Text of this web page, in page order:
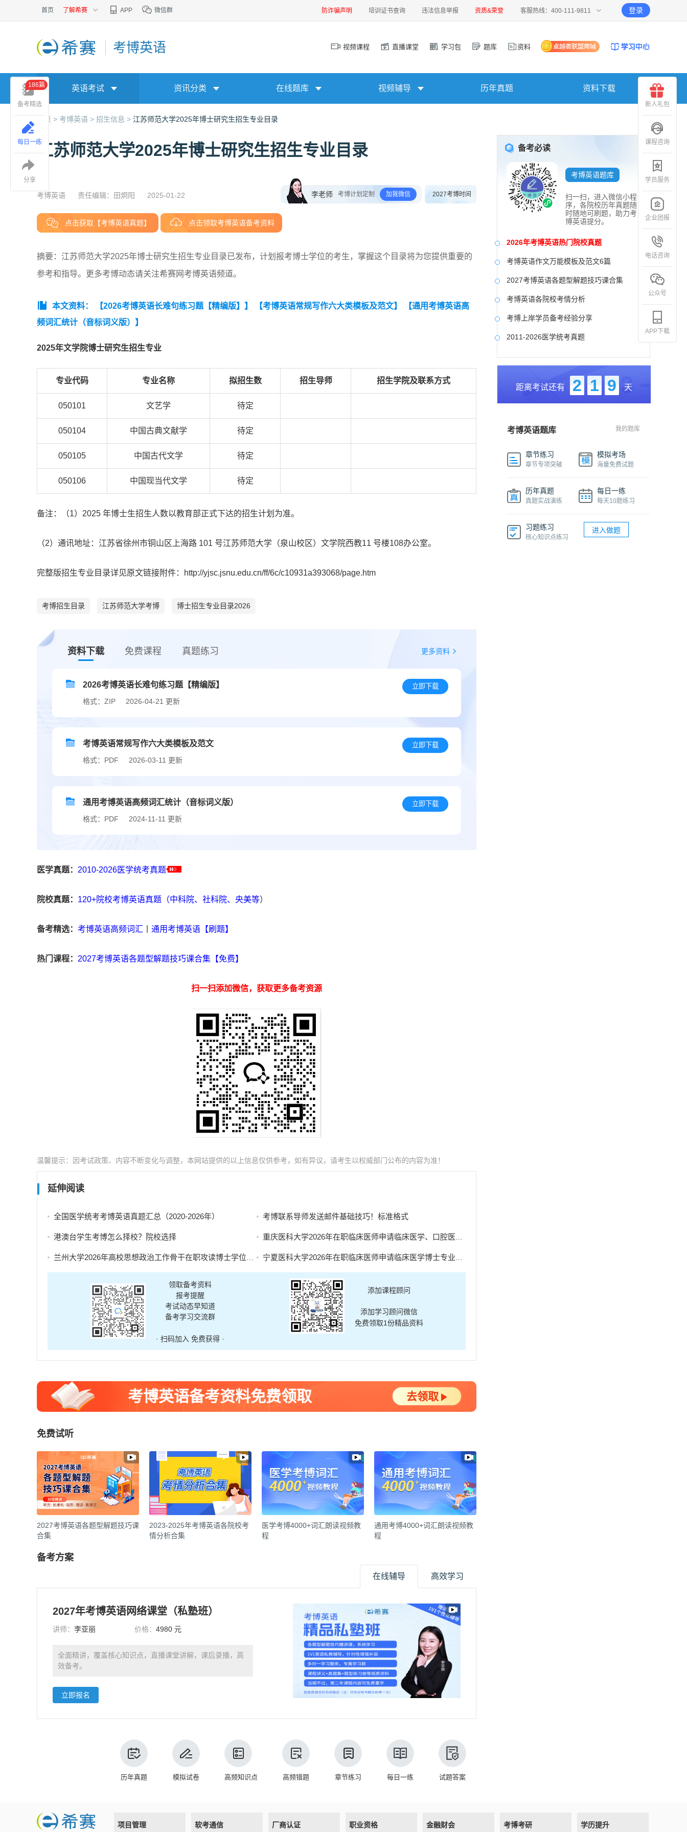
首页 了解希赛 APP 微信群 防诈骗声明 培训证书查询 违法信息举报 资质&荣誉 客服热线：400-111-9811 登录
考博英语 视频课程 直播课堂 学习包 题库 资料
英语考试 资讯分类 在线题库 视频辅导 历年真题 资料下载
首页 > 考博英语 > 招生信息 > 江苏师范大学2025年博士研究生招生专业目录
江苏师范大学2025年博士研究生招生专业目录
考博英语 责任编辑：田炯阳 2025-01-22 李老师 考博计划定制 加我微信 2027考博时间
点击获取【考博英语真题】 点击领取考博英语备考资料
摘要：江苏师范大学2025年博士研究生招生专业目录已发布，计划报考博士学位的考生，掌握这个目录将为您提供重要的
参考和指导。更多考博动态请关注希赛网考博英语频道。
本文资料： 【2026考博英语长难句练习题【精编版】】 【考博英语常规写作六大类模板及范文】
【通用考博英语高
频词汇统计（音标词义版）】
2025年文学院博士研究生招生专业
专业代码 专业名称 拟招生数 招生导师 招生学院及联系方式
050101 文艺学 待定
050104 中国古典文献学 待定
050105 中国古代文学 待定
050106 中国现当代文学 待定
备注：（1）2025 年博士生招生人数以教育部正式下达的招生计划为准。
（2）通讯地址：江苏省徐州市铜山区上海路 101 号江苏师范大学（泉山校区）文学院西教11 号楼108办公室。
完整版招生专业目录详见原文链接附件：http://yjsc.jsnu.edu.cn/ff/6c/c10931a393068/page.htm
考博招生目录 江苏师范大学考博 博士招生专业目录2026
资料下载 免费课程 真题练习 更多资料
2026考博英语长难句练习题【精编版】
格式：ZIP 2026-04-21 更新
立即下载
考博英语常规写作六大类模板及范文
格式：PDF 2026-03-11 更新
立即下载
通用考博英语高频词汇统计（音标词义版）
格式：PDF 2024-11-11 更新
立即下载
医学真题： 2010-2026医学统考真题
院校真题： 120+院校考博英语真题（中科院、社科院、央美等）
备考精选： 考博英语高频词汇 通用考博英语【刷题】
热门课程： 2027考博英语各题型解题技巧课合集【免费】
扫一扫添加微信，获取更多备考资源
温馨提示：因考试政策、内容不断变化与调整，本网站提供的以上信息仅供参考，如有异议，请考生以权威部门公布的内容为准！
延伸阅读
全国医学统考考博英语真题汇总（2020-2026年） 考博联系导师发送邮件基础技巧！标准格式
港澳台学生考博怎么择校？院校选择 重庆医科大学2026年在职临床医师申请临床医学、口腔医学博士专业学位招生简章
兰州大学2026年高校思想政治工作骨干在职攻读博士学位研究生招生补充报名的通知 宁夏医科大学2026年在职临床医师申请临床医学博士专业学位招生简章
领取备考资料
报考提醒
考试动态早知道
备考学习交流群
· 扫码加入 免费获得 ·
添加课程顾问
添加学习顾问微信
免费领取1份精品资料
考博英语备考资料免费领取 去领取
免费试听
2027考博英语各题型解题技巧课
合集
2023-2025年考博英语各院校考
情分析合集
医学考博4000+词汇朗读视频教
程
通用考博4000+词汇朗读视频教
程
备考方案
在线辅导 高效学习
2027年考博英语网络课堂（私塾班）
讲师： 李亚丽 价格： 4980 元
全面精讲，覆盖核心知识点，直播课堂讲解，课后录播，高
效备考。
立即报名
历年真题 模拟试卷 高频知识点 高频错题 章节练习 每日一练 试题答案
备考必读
考博英语题库
扫一扫，进入微信小程
序，各院校历年真题随
时随地可刷题，助力考
博英语提分。
2026年考博英语热门院校真题
考博英语作文万能模板及范文6篇
2027考博英语各题型解题技巧课合集
考博英语各院校考情分析
考博上岸学员备考经验分享
2011-2026医学统考真题
中国社会科学院大学真题合集
国防科技大学历年真题
中央美术学院历年真题
距离考试还有 2 1 9 天
考博英语题库 我的题库
章节练习
章节专项突破
模拟考场
海量免费试题
历年真题
真题实战演练
每日一练
每天10题练习
习题练习
核心知识点练习
进入做题
项目管理 软考通信 厂商认证 职业资格 金融财会 考博考研 学历提升
备考精选
186篇
每日一练
分享
新人礼包
课程咨询
学员服务
企业团报
电话咨询
公众号
APP下载